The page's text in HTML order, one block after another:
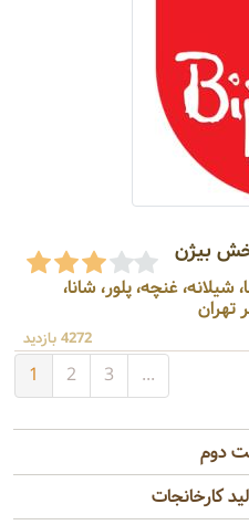
بیژن
غنچه، پلور، شانا،
تهران
4272 بازدید
1 2 3 ...
دوم
کارخانجات